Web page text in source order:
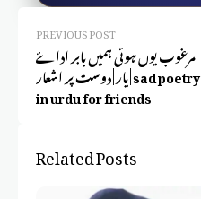
PREVIOUS POST
مرغوب یوں ہوئی ہمیں بابر اداۓ
یار | دوست پر اشعار | sad poetry
in urdu for friends
Related Posts